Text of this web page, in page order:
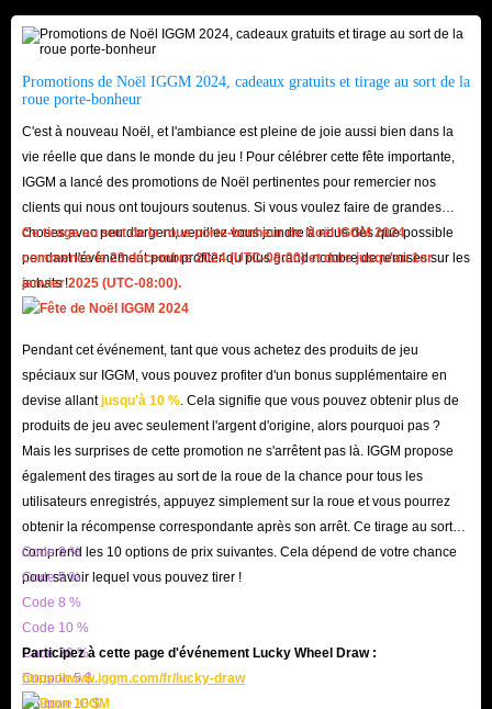
personnage.
Les packs de mise à niveau RP améliorent généralement instantanément le
niveau Royale Pass d'un joueur, ce qui permet aux joueurs de débloquer
instantanément des récompenses de niveau supérieur. Le PUBG Mobile
Royale Pass est une fonctionnalité mensuelle du pass de combat qui offre
des récompenses exclusives, des cosmétiques, des AG, des coupons et
Royale Pass, chacun offrant son propre ensemble d'avantages et de
récompenses.
Semblables à ce que font les packs de mise à niveau RP, les packs de mise à
joueur, une fonctionnalité premium du pass de combat. Alors que la mise à
niveau vers un niveau supérieur du Elite Royale Pass donne généralement
aux joueurs un accès immédiat aux récompenses premium, et le pass de
combat peut être mis à niveau en utilisant la monnaie du jeu ou de l'argent
réel. La mise à niveau est bénéfique pour les joueurs qui cherchent à
améliorer leur expérience de jeu et à accéder à du contenu exclusif.
À quoi sert l'Unknown Cash de PUBG Mobile ?
premium de PUBG Mobile, que les joueurs peuvent utiliser pour obtenir
une variété d'objets et de fonctionnalités dans le jeu, notamment :
Promotions de Noël IGGM 2024, cadeaux gratuits et tirage au sort de la
roue porte-bonheur
C'est à nouveau Noël, et l'ambiance est pleine de joie aussi bien dans la
vie réelle que dans le monde du jeu ! Pour célébrer cette fête importante,
IGGM a lancé des promotions de Noël pertinentes pour remercier nos
clients qui nous ont toujours soutenus. Si vous voulez faire de grandes
choses avec peu d'argent, veuillez vous joindre à nous dès que possible
pendant l'événement pour profiter du plus grand nombre de remises sur les
achats !
Ce tirage au sort de la roue porte-bonheur de Noël IGGM 2024
commence le 23 décembre 2024 (UTC-08:00) et dure jusqu'au 1er
janvier 2025 (UTC-08:00).
Pendant cet événement, tant que vous achetez des produits de jeu
spéciaux sur IGGM, vous pouvez profiter d'un bonus supplémentaire en
devise allantjusqu'à 10 % . Cela signifie que vous pouvez obtenir plus de
produits de jeu avec seulement l'argent d'origine, alors pourquoi pas ?
Mais les surprises de cette promotion ne s'arrêtent pas là. IGGM propose
également des tirages au sort de la roue de la chance pour tous les
utilisateurs enregistrés, appuyez simplement sur la roue et vous pourrez
obtenir la récompense correspondante après son arrêt. Ce tirage au sort
comprend les 10 options de prix suivantes. Cela dépend de votre chance
pour savoir lequel vous pouvez tirer !
Code 3 %
Code 5 %
Code 8 %
Code 10 %
Code 20 %
Coupon 5 $
Coupon 10 $
Participez à cette page d'événement Lucky Wheel Draw :
https://www.iggm.com/fr/lucky-draw